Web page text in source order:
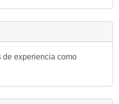
de experiencia como